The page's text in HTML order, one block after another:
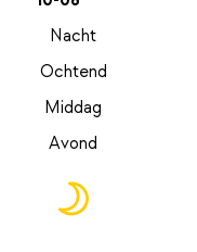
Nacht
Ochtend
Middag
Avond